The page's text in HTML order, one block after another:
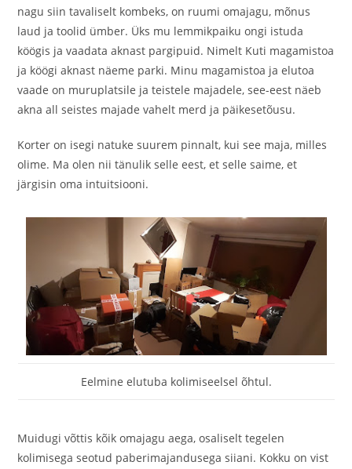
nagu siin tavaliselt kombeks, on ruumi omajagu, mõnus
laud ja toolid ümber. Üks mu lemmikpaiku ongi istuda
köögis ja vaadata aknast pargipuid. Nimelt Kuti magamistoa
ja köögi aknast näeme parki. Minu magamistoa ja elutoa
vaade on muruplatsile ja teistele majadele, see-eest näeb
akna all seistes majade vahelt merd ja päikesetõusu.
Korter on isegi natuke suurem pinnalt, kui see maja, milles
olime. Ma olen nii tänulik selle eest, et selle saime, et
järgisin oma intuitsiooni.
Eelmine elutuba kolimiseelsel õhtul.
Muidugi võttis kõik omajagu aega, osaliselt tegelen
kolimisega seotud paberimajandusega siiani. Kokku on vist